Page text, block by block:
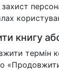
книгу
термін